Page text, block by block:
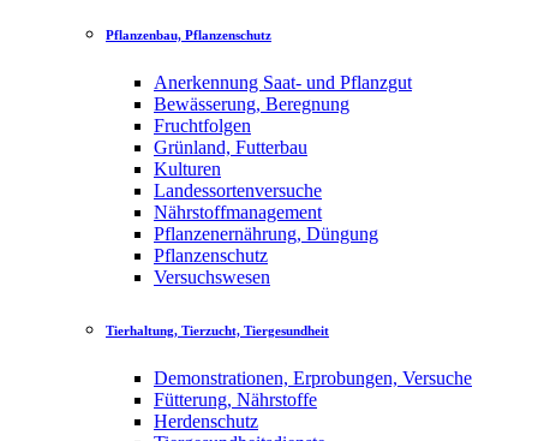
Pflanzenbau, Pflanzenschutz
Anerkennung Saat- und Pflanzgut
Bewässerung, Beregnung
Fruchtfolgen
Grünland, Futterbau
Kulturen
Landessortenversuche
Nährstoffmanagement
Pflanzenernährung, Düngung
Pflanzenschutz
Versuchswesen
Tierhaltung, Tierzucht, Tiergesundheit
Demonstrationen, Erprobungen, Versuche
Fütterung, Nährstoffe
Herdenschutz